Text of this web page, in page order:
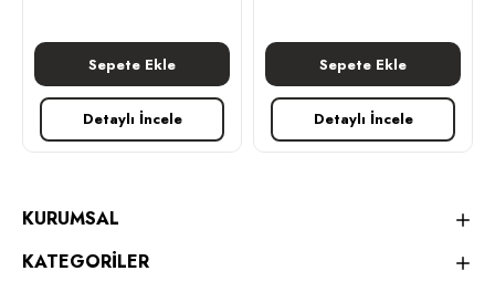
Sepete Ekle
Detaylı İncele
Sepete Ekle
Detaylı İncele
KURUMSAL
KATEGORİLER